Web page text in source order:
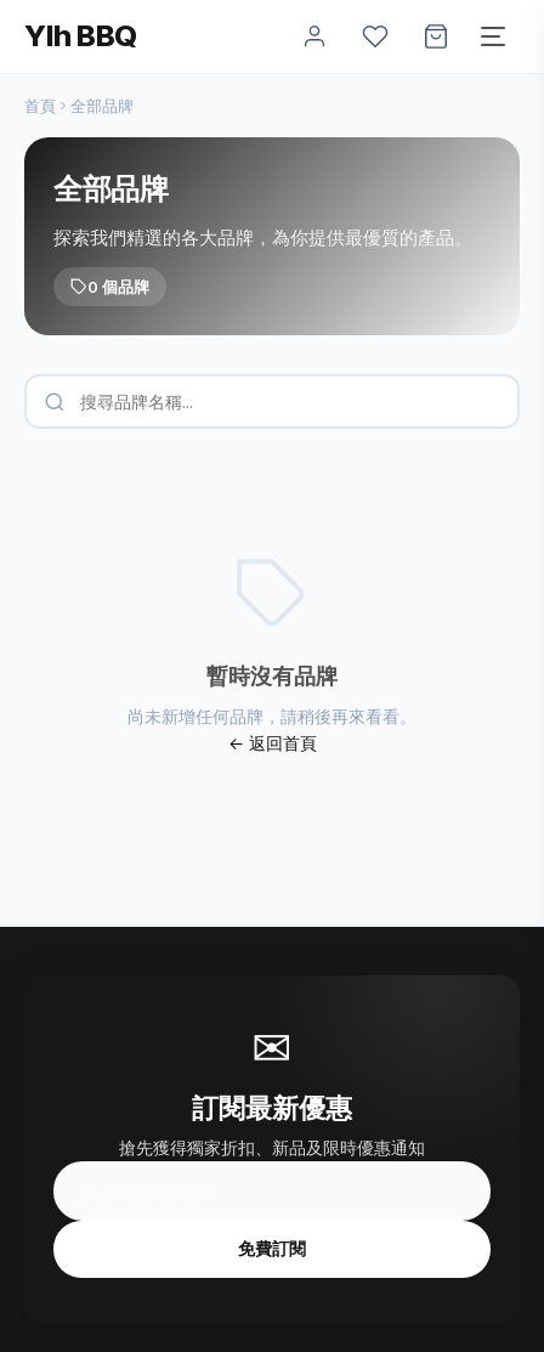
Ylh BBQ
首頁 全部品牌
全部品牌
探索我們精選的各大品牌，為你提供最優質的產品。
0 個品牌
暫時沒有品牌
尚未新增任何品牌，請稍後再來看看。
← 返回首頁
✉
訂閱最新優惠
搶先獲得獨家折扣、新品及限時優惠通知
免費訂閱